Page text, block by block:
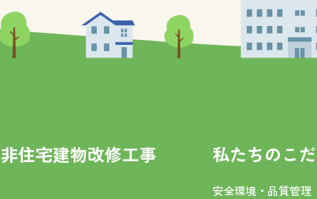
非住宅建物改修工事 私たちのこ
安全環境・品質管理